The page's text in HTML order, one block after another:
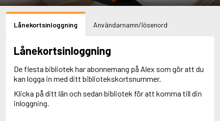
Lånekortsinloggning Användarnamn/lösenord
Lånekortsinloggning
De flesta bibliotek har abonnemang på Alex som gör att du
kan logga in med ditt bibliotekskortsnummer.
Klicka på ditt län och sedan bibliotek för att komma till din
inloggning.